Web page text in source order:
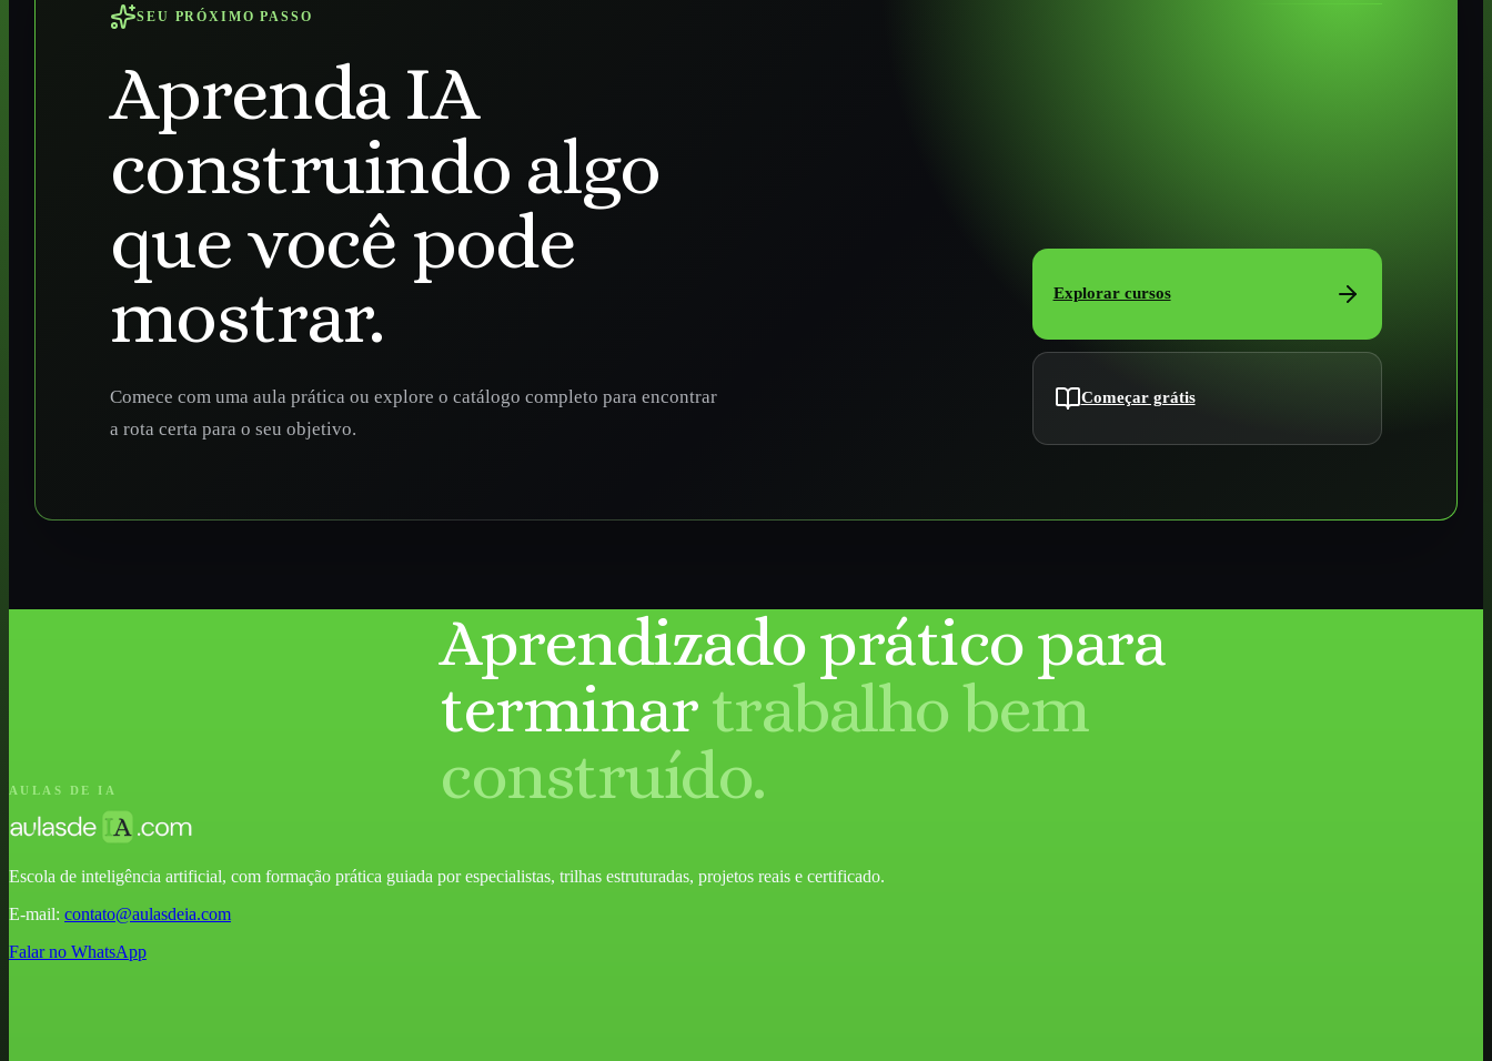
SEU PRÓXIMO PASSO
Aprenda IA
construindo algo
que você pode
mostrar.
Comece com uma aula prática ou explore o catálogo completo para encontrar
a rota certa para o seu objetivo.
Explorar cursos
Começar grátis
AULAS DE IA
Aprendizado prático para
terminartrabalho bem
construído.
Escola de inteligência artificial, com formação prática guiada por especialistas, trilhas estruturadas, projetos reais e certificado.
E-mail: contato@aulasdeia.com
Falar no WhatsApp